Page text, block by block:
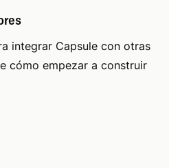
integrar Capsule con otras
cómo empezar a construir